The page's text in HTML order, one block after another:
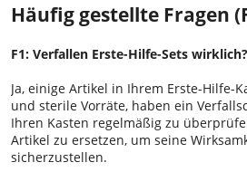
Häufig gestellte Fragen
F1: Verfallen Erste-Hilfe-Sets wirklich?
Ja, einige Artikel in Ihrem Erste-Hilfe-
und sterile Vorräte, haben ein
Ihren Kasten regelmäßig zu
Artikel zu ersetzen, um seine
sicherzustellen.